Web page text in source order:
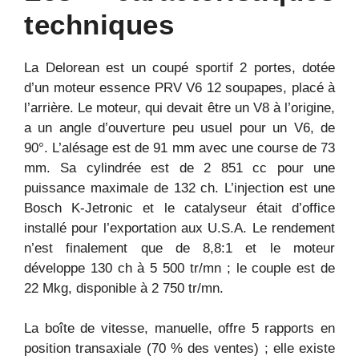
techniques
La Delorean est un coupé sportif 2 portes, dotée
d’un moteur essence PRV V6 12 soupapes, placé à
l’arrière. Le moteur, qui devait être un V8 à l’origine,
a un angle d’ouverture peu usuel pour un V6, de
90°. L’alésage est de 91 mm avec une course de 73
mm. Sa cylindrée est de 2 851 cc pour une
puissance maximale de 132 ch. L’injection est une
Bosch K-Jetronic et le catalyseur était d’office
installé pour l’exportation aux U.S.A. Le rendement
n’est finalement que de 8,8:1 et le moteur
développe 130 ch à 5 500 tr/mn ; le couple est de
22 Mkg, disponible à 2 750 tr/mn.
La boîte de vitesse, manuelle, offre 5 rapports en
position transaxiale (70 % des ventes) ; elle existe